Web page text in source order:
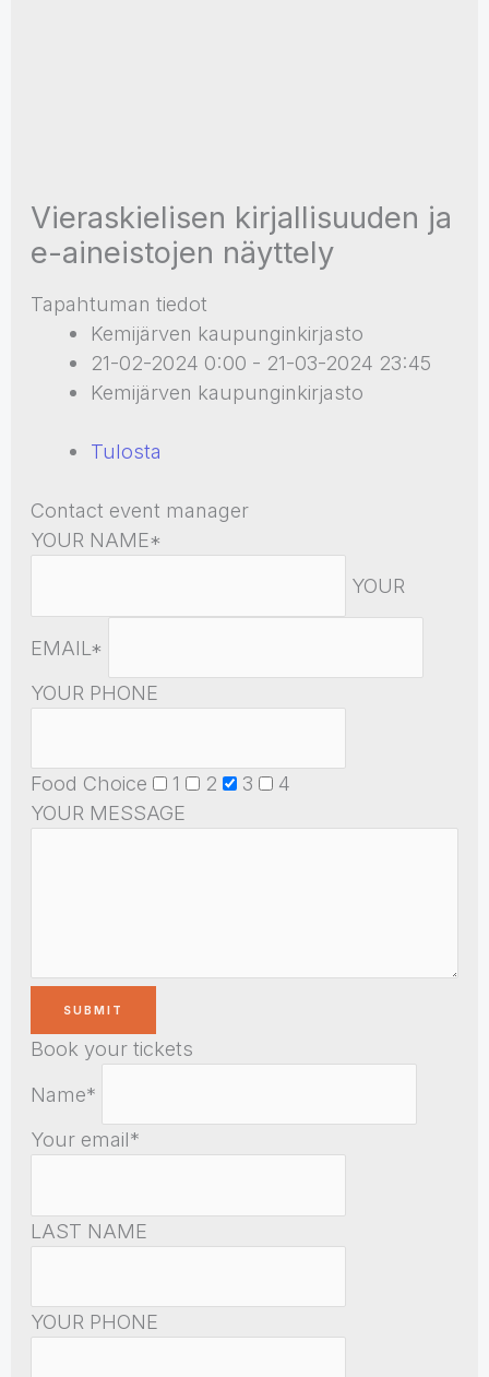
Vieraskielisen kirjallisuuden ja
e-aineistojen näyttely
Tapahtuman tiedot
Kemijärven kaupunginkirjasto
21-02-2024 0:00 - 21-03-2024 23:45
Kemijärven kaupunginkirjasto
Tulosta
Contact event manager
YOUR NAME*
YOUR
EMAIL*
YOUR PHONE
Food Choice 1 2 3
4
YOUR MESSAGE
Book your tickets
Name*
Your email*
LAST NAME
YOUR PHONE